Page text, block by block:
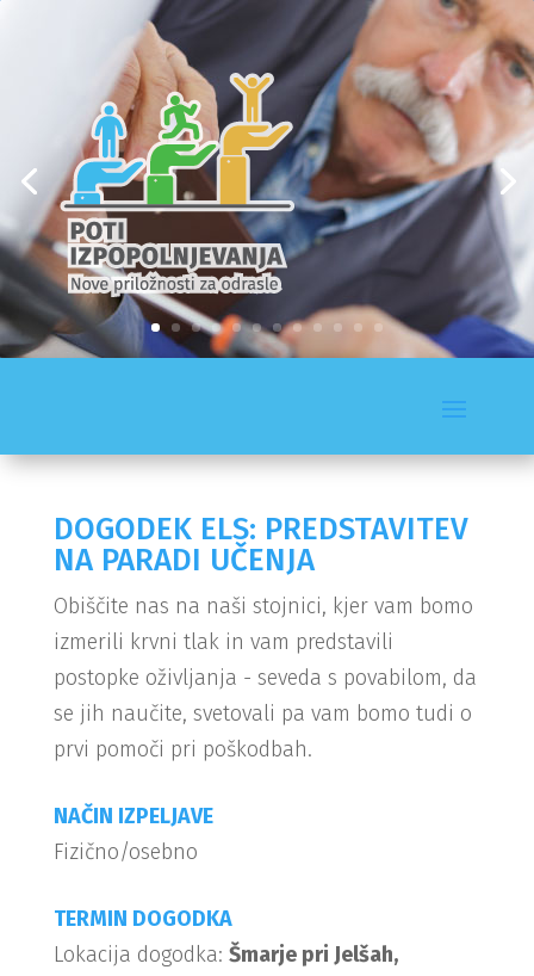
DOGODEK ELS: PREDSTAVITEV
NA PARADI UČENJA
Obiščite nas na naši stojnici, kjer vam bomo
izmerili krvni tlak in vam predstavili
postopke oživljanja - seveda s povabilom, da
se jih naučite, svetovali pa vam bomo tudi o
prvi pomoči pri poškodbah.
NAČIN IZPELJAVE
Fizično/osebno
TERMIN DOGODKA
Lokacija dogodka: Šmarje pri Jelšah,